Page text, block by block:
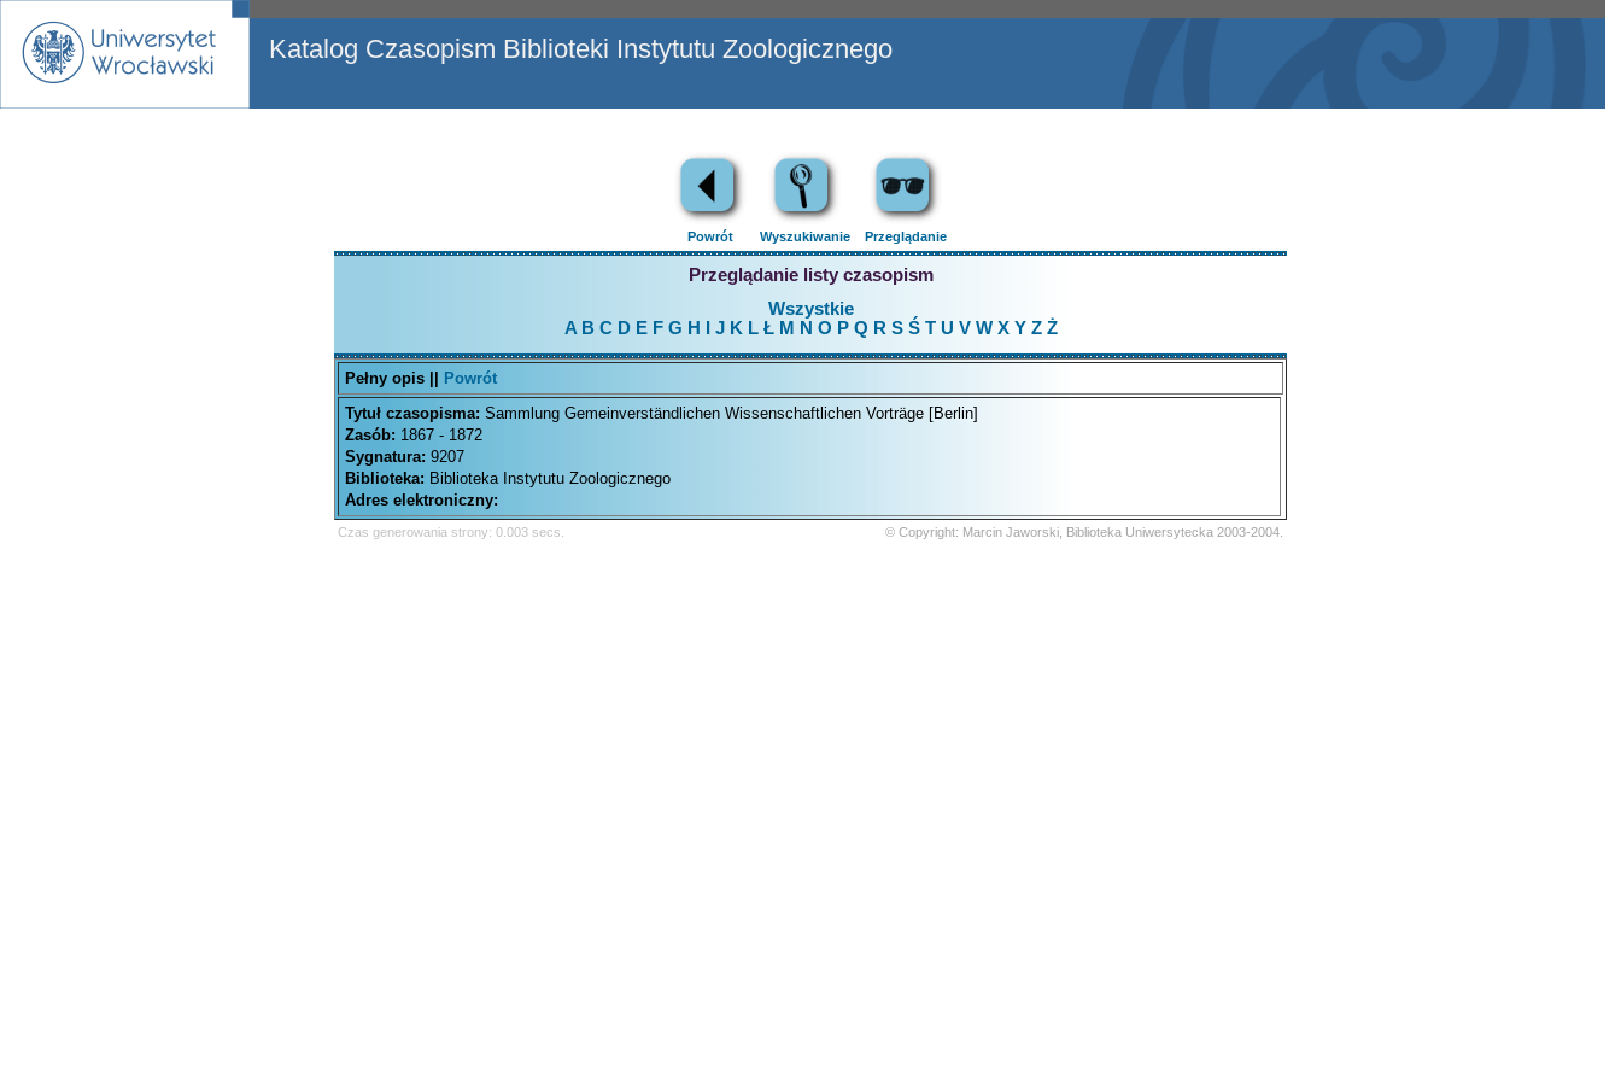
Katalog Czasopism Biblioteki Instytutu Zoologicznego
Powrót Wyszukiwanie Przeglądanie
Przeglądanie listy czasopism
Wszystkie
A B C D EFG H J K L Ł M N O P Q R S Ś T U V W X Y Z Ż
Pełny opis ||
Powrót
Tytuł czasopisma: Sammlung Gemeinverständlichen Wissenschaftlichen Vorträge [Berlin]
Zasób: 1867 - 1872
Sygnatura: 9207
Biblioteka: Biblioteka Instytutu Zoologicznego
Adres elektroniczny:
Czas generowania strony: 0.003 secs. © Copyright: Marcin Jaworski, Biblioteka Uniwersytecka 2003-2004.